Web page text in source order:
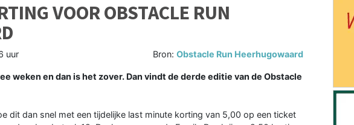
VOOR OBSTACLE RUN
uur Bron:Obstacle Run Heerhugowaard
weken en dan is het zover. Dan vindt de derde editie van de Obstacle
dit dan snel met een tijdelijke last minute korting van 5,00 op een ticket